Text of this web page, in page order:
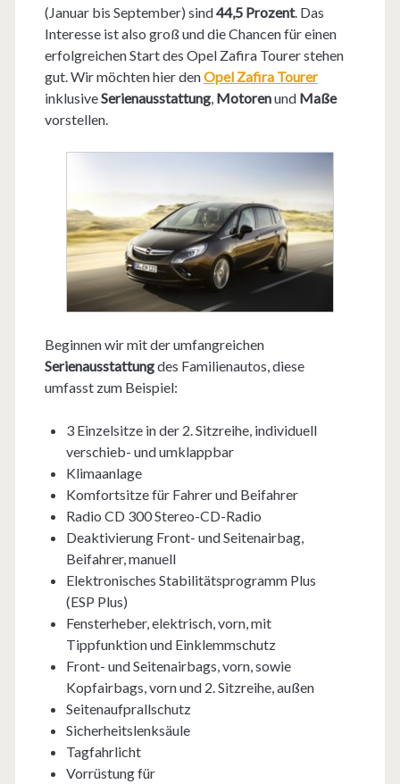
(Januar bis September) sind44,5 Prozent. Das
Interesse ist also groß und die Chancen für einen
erfolgreichen Start des Opel Zafira Tourer stehen
gut. Wir möchten hier denOpel Zafira Tourer
inklusiveSerienausstattung, Motorenund Maße
vorstellen.
Beginnen wir mit der umfangreichen
Serienausstattungdes Familienautos, diese
umfasst zum Beispiel:
3 Einzelsitze in der 2. Sitzreihe, individuell
verschieb- und umklappbar
Klimaanlage
Komfortsitze für Fahrer und Beifahrer
Radio CD 300 Stereo-CD-Radio
Deaktivierung Front- und Seitenairbag,
Beifahrer, manuell
Elektronisches Stabilitätsprogramm Plus
(ESP Plus)
Fensterheber, elektrisch, vorn, mit
Tippfunktion und Einklemmschutz
Front- und Seitenairbags, vorn, sowie
Kopfairbags, vorn und 2. Sitzreihe, außen
Seitenaufprallschutz
Sicherheitslenksäule
Tagfahrlicht
Vorrüstung für